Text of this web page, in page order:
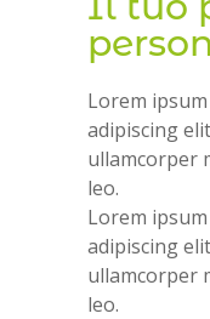
Lorem
adipiscing
ullamcorper
leo.
Lorem
adipiscing
ullamcorper
leo.